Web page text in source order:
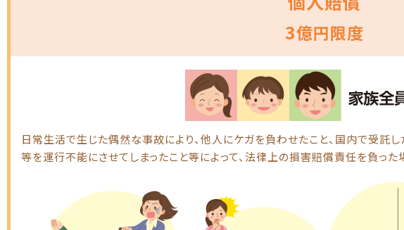
3億円限度
日常生活で生じた偶然な事故により、他人にケガを負わせたこと、国内で受託
等を運行不能にさせてしまったこと等によって、法律上の損害賠償責任を負った